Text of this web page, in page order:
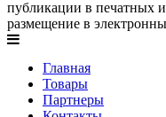
публикации в печатных
размещение в
Главная
Товары
Партнеры